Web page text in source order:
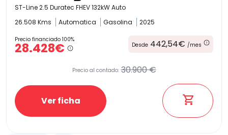
ST-Line 2.5 Duratec FHEV 132kW Auto
26.508 Kms
Automatica Gasolina 2025
Precio financiado 100%
28.428€ Desde 442,54€ /mes
Precio al contado: 30.900 €
Ver ficha